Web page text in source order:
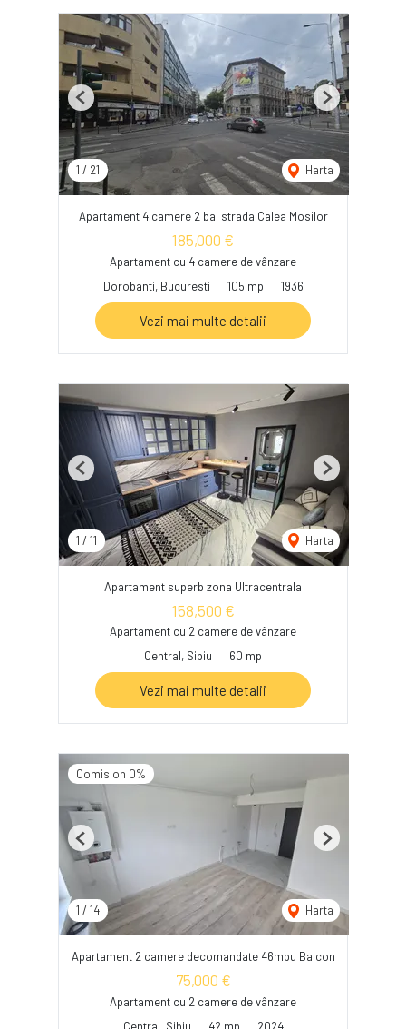
1 / 21 Harta
Previous Next
Apartament 4 camere 2 bai strada Calea Mosilor
185,000 €
Apartament cu 4 camere de vânzare
Dorobanti, Bucuresti
105 mp 1936
Vezi mai multe detalii
1 / 11 Harta
Previous Next
Apartament superb zona Ultracentrala
158,500 €
Apartament cu 2 camere de vânzare
Central, Sibiu
60 mp
Vezi mai multe detalii
Comision 0%
1 / 14 Harta
Previous Next
Apartament 2 camere decomandate 46mpu Balcon
75,000 €
Apartament cu 2 camere de vânzare